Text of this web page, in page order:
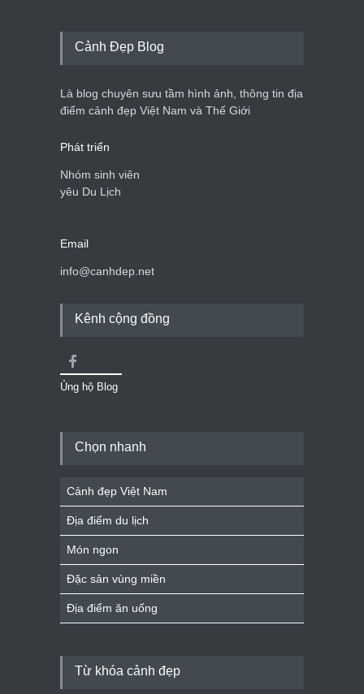
Cảnh Đẹp Blog
Là blog chuyên sưu tầm hình ảnh, thông tin địa
điểm cảnh đẹp Việt Nam và Thế Giới
Phát triển
Nhóm sinh viên
yêu Du Lịch
Email
info@canhdep.net
Kênh cộng đồng
Ủng hộ Blog
Chọn nhanh
Cảnh đẹp Việt Nam
Địa điểm du lịch
Món ngon
Đặc sản vùng miền
Địa điểm ăn uống
Từ khóa cảnh đẹp